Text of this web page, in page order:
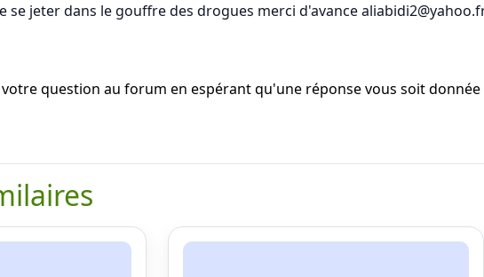
se jeter dans le gouffre des drogues merci d'avance
question au forum en espérant qu'une réponse vous soit